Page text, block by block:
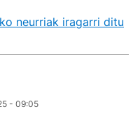
neurriak iragarri ditu
- 09:05